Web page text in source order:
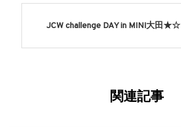
JCW challenge DAY in MINI大田★☆
関連記事